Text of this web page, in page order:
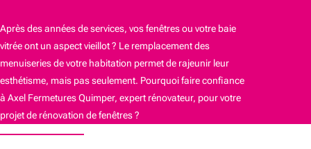
Après des années de services, vos fenêtres ou votre baie
vitrée ont un aspect vieillot ? Le remplacement des
menuiseries de votre habitation permet de rajeunir leur
esthétisme, mais pas seulement. Pourquoi faire confiance
à Axel Fermetures Quimper, expert rénovateur, pour votre
projet de rénovation de fenêtres ?